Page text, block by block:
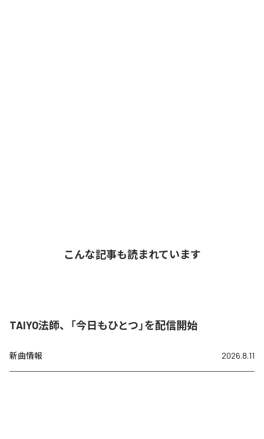
こんな記事も読まれています
TAIYO法師、「今日もひとつ」を配信開始
新曲情報 2026.8.11